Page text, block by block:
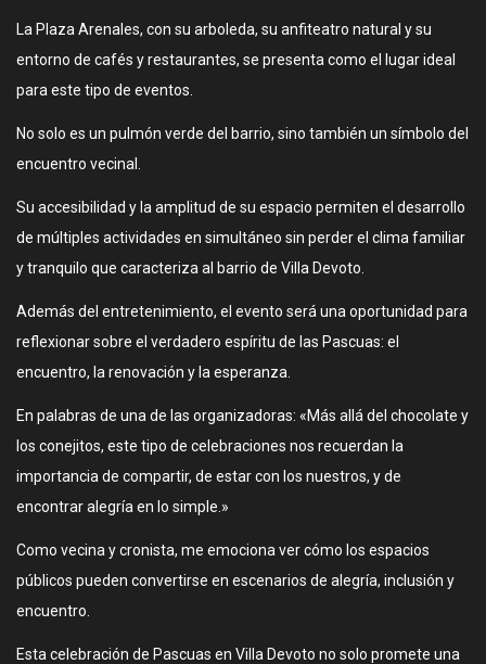
La Plaza Arenales, con su arboleda, su anfiteatro natural y su
entorno de cafés y restaurantes, se presenta como el lugar ideal
para este tipo de eventos.
No solo es un pulmón verde del barrio, sino también un símbolo del
encuentro vecinal.
Su accesibilidad y la amplitud de su espacio permiten el desarrollo
de múltiples actividades en simultáneo sin perder el clima familiar
y tranquilo que caracteriza al barrio de Villa Devoto.
Además del entretenimiento, el evento será una oportunidad para
reflexionar sobre el verdadero espíritu de las Pascuas: el
encuentro, la renovación y la esperanza.
En palabras de una de las organizadoras: «Más allá del chocolate y
los conejitos, este tipo de celebraciones nos recuerdan la
importancia de compartir, de estar con los nuestros, y de
encontrar alegría en lo simple.»
Como vecina y cronista, me emociona ver cómo los espacios
públicos pueden convertirse en escenarios de alegría, inclusión y
encuentro.
Esta celebración de Pascuas en Villa Devoto no solo promete una